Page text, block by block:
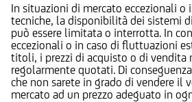
In situazioni di mercato eccezionali o
tecniche, la disponibilità dei sistemi
può essere limitata o interrotta. In
eccezionali o in caso di fluttuazioni
titoli, i prezzi di acquisto o di vendita
regolarmente quotati. Di
che non sarete in grado di vendere il
mercato ad un prezzo adeguato in